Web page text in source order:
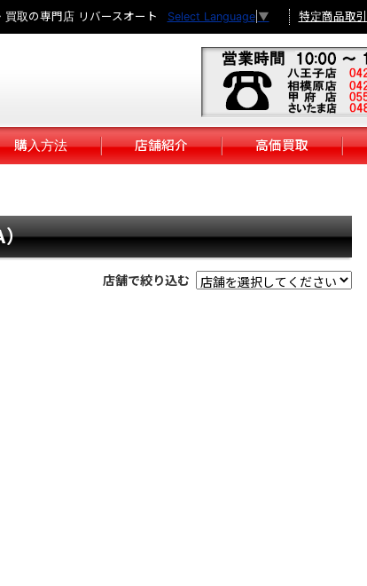
取の専門店 リバースオート Select Language ▼ 特定商品取引
購入方法 店舗紹介 高価買取
）
店舗で絞り込む